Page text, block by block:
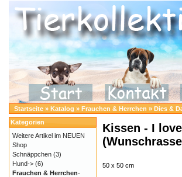
Startseite » Katalog » Frauchen & Herrchen » Dies &
Kissen - I
50 x 50 cm
Kategorien
Weitere Artikel im NEUEN
Shop
Schnäppchen (3)
Hund-> (6)
Frauchen & Herrchen-